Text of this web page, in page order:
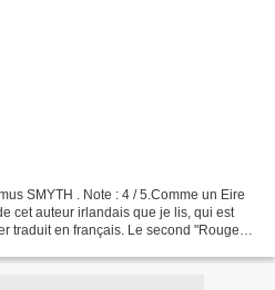
SMYTH . Note : 4 / 5.Comme un Eire
cet auteur irlandais que je lis, qui est
traduit en français. Le second "Rouge